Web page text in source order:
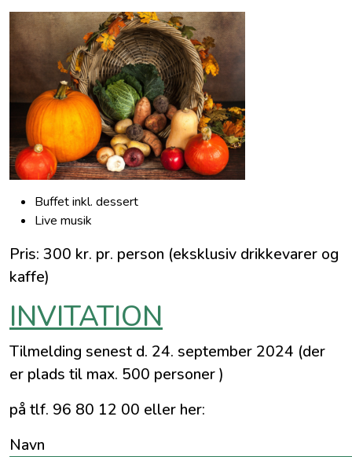
Buffet inkl. dessert
Live musik
Pris: 300 kr. pr. person (eksklusiv drikkevarer og
kaffe)
INVITATION
Tilmelding senest d. 24. september 2024 (der
er plads til max. 500 personer )
på tlf. 96 80 12 00 eller her:
Navn